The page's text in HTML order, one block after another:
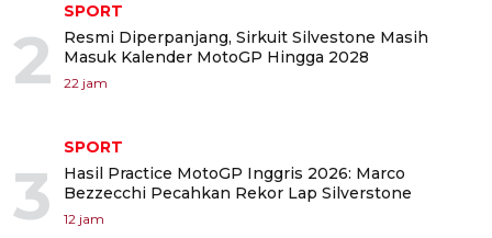
2
SPORT
Resmi Diperpanjang, Sirkuit Silvestone Masih
Masuk Kalender MotoGP Hingga 2028
22 jam
3
SPORT
Hasil Practice MotoGP Inggris 2026: Marco
Bezzecchi Pecahkan Rekor Lap Silverstone
12 jam